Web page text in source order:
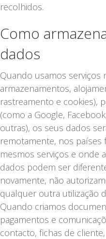
recolhidos.
Como
dados
Quando usamos serviços
armazenamentos,
rastreamento e cookies),
(como a Google,
outras), os seus dados
remotamente, nos países
mesmos serviços e onde
dados podem ser
novamente, não
qualquer outra utilização
Quando criamos
pagamentos e
contacto, fichas de